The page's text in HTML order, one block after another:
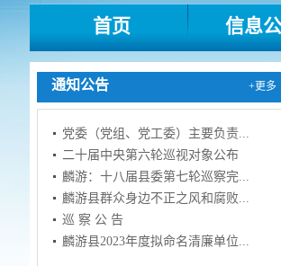
首页 信息
通知公告 +更多
党委（党组、党工委）主要负责...
二十届中央第六轮巡视对象公布
麟游：十八届县委第七轮巡察完...
麟游县群众身边不正之风和腐败...
巡 察 公 告
麟游县2023年度拟命名清廉单位...